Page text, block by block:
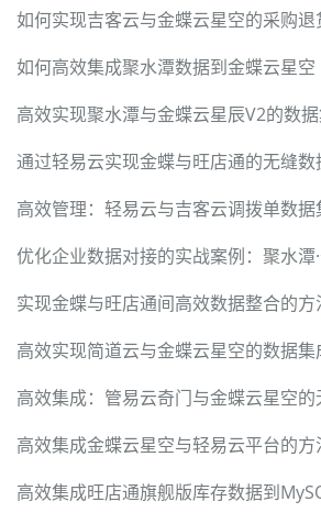
如何实现吉客云与金蝶云星空的采购
如何高效集成聚水潭数据到金蝶云星空
高效实现聚水潭与金蝶云星辰V2的数
通过轻易云实现金蝶与旺店通的无缝数
高效管理：轻易云与吉客云调拨单数据
实现金蝶与旺店通间高效数据整合的方
高效实现简道云与金蝶云星空的数据集
高效集成：管易云奇门与金蝶云星空
高效集成金蝶云星空与轻易云平台的方
高效集成旺店通旗舰版库存数据到